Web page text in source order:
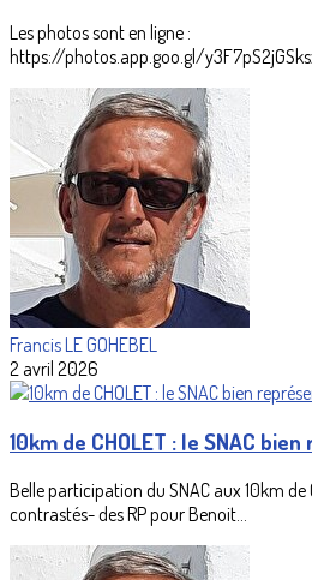
Les photos sont en ligne :
https://photos.app.goo.gl/
Francis LE GOHEBEL
2 avril 2026
10km de CHOLET : le SNAC
Belle participation du SNAC aux 10km de
contrastés- des RP pour Benoit...